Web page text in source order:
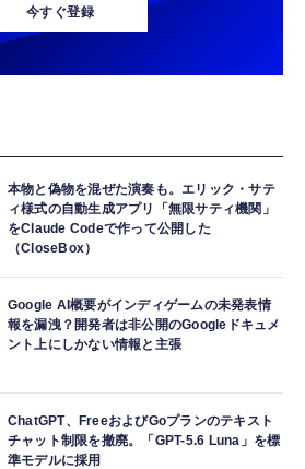
今すぐ登録
本物と偽物を混ぜた演奏も。エリック・サテ
ィ様式の自動生成アプリ「無限サティ機関」
をClaude Codeで作って公開した
（CloseBox）
Google AI概要がインディゲームの未発表情
報を漏洩？開発者は非公開のGoogleドキュメ
ント上にしかない情報と主張
ChatGPT、FreeおよびGoプランのテキスト
チャット制限を撤廃。「GPT-5.6 Luna」を標
準モデルに採用